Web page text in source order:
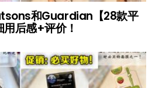
和Guardian【28款平
后感+评价！